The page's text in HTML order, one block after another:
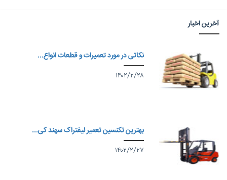
آخرین اخبار
نکاتی در مورد تعمیرات و قطعات انواع...
۱۴۰۲/۲/۲۸
بهترین تکنسین تعمیر لیفتراک سهند کی...
۱۴۰۲/۲/۲۷